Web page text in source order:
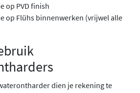
op PVD finish
op Flühs binnenwerken (vrijwel alle
dien je rekening te